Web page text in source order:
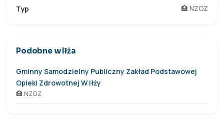
Typ 🏥 NZOZ
Podobne w Iłża
Gminny Samodzielny Publiczny Zakład Podstawowej
Opieki Zdrowotnej W Iłży
🏥 NZOZ